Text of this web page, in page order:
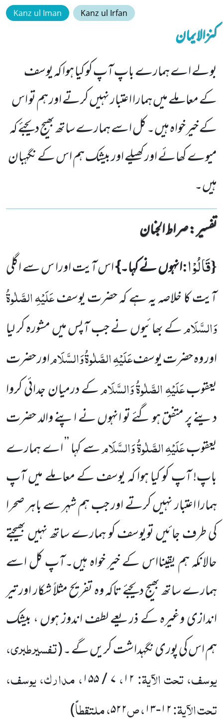
Kanz ul Iman Kanz ul Irfan
کنزالایمان
بولے اے ہمارے باپ آپ کو کیا ہوا کہ یوسف
کے معاملے میں ہمارا اعتبار نہیں کرتے اور ہم تو اس
کے خیر خواہ ہیں۔ کل اسے ہمارے ساتھ بھیج دیجئے کہ
میوے کھائے اور کھیلے اور بیشک ہم اس کے نگہبان
ہیں۔
تفسیر : ‎صراط الجنان
{قَالُوْا:انہوں نے کہا۔}اس آیت اورا س سے اگلی
آیت کا خلاصہ یہ ہے کہ حضرت یوسفعَلَیْہِ الصَّلٰوۃُ
وَالسَّلَامکے بھائیوں نے جب آپس میں مشورہ کر لیا
اور وہ حضرت یوسفعَلَیْہِ الصَّلٰوۃُ وَالسَّلَاماور حضرت
یعقوبعَلَیْہِ الصَّلٰوۃُ وَالسَّلَامکے درمیان جدائی کروا
دینے پر متفق ہو گئے تو انہوں نے اپنے والد حضرت
یعقوبعَلَیْہِ الصَّلٰوۃُ وَالسَّلَامسے کہا ’’ اے ہمارے
باپ! آپ کو کیا ہوا کہ یوسف کے معاملے میں آپ
ہمارا اعتبار نہیں کرتے اور جب ہم شہر سے باہر صحرا
کی طرف جائیںتویوسف کو ہمارے ساتھ نہیں بھیجتے
حالانکہ ہم یقینااس کے خیر خواہ ہیں۔آپ کل اسے
ہمارے ساتھ بھیج دیجئے تاکہ وہ تفریحمثلاً شکار اور تیر
اندازی وغیرہ کے ذریعے لطف اندوز ہوں ، بیشک
ہم اس کی پوری نگہداشت کریں گے ۔(تفسیرطبری،
یوسف، تحت الآیۃ:۱۲،۷/۱۵۵، مدارک، یوسف،
تحت الآیۃ:۱۲-۱۳، ص۵۲۲، ملتقطاً)